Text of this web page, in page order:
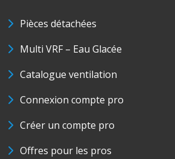
Pièces détachées
Multi VRF – Eau Glacée
Catalogue ventilation
Connexion compte pro
Créer un compte pro
Offres pour les pros